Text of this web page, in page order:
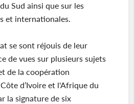
Sud ainsi que sur les
et internationales.
se sont réjouis de leur
de vues sur plusieurs sujets
de la coopération
d’Ivoire et l'Afrique du
la signature de six